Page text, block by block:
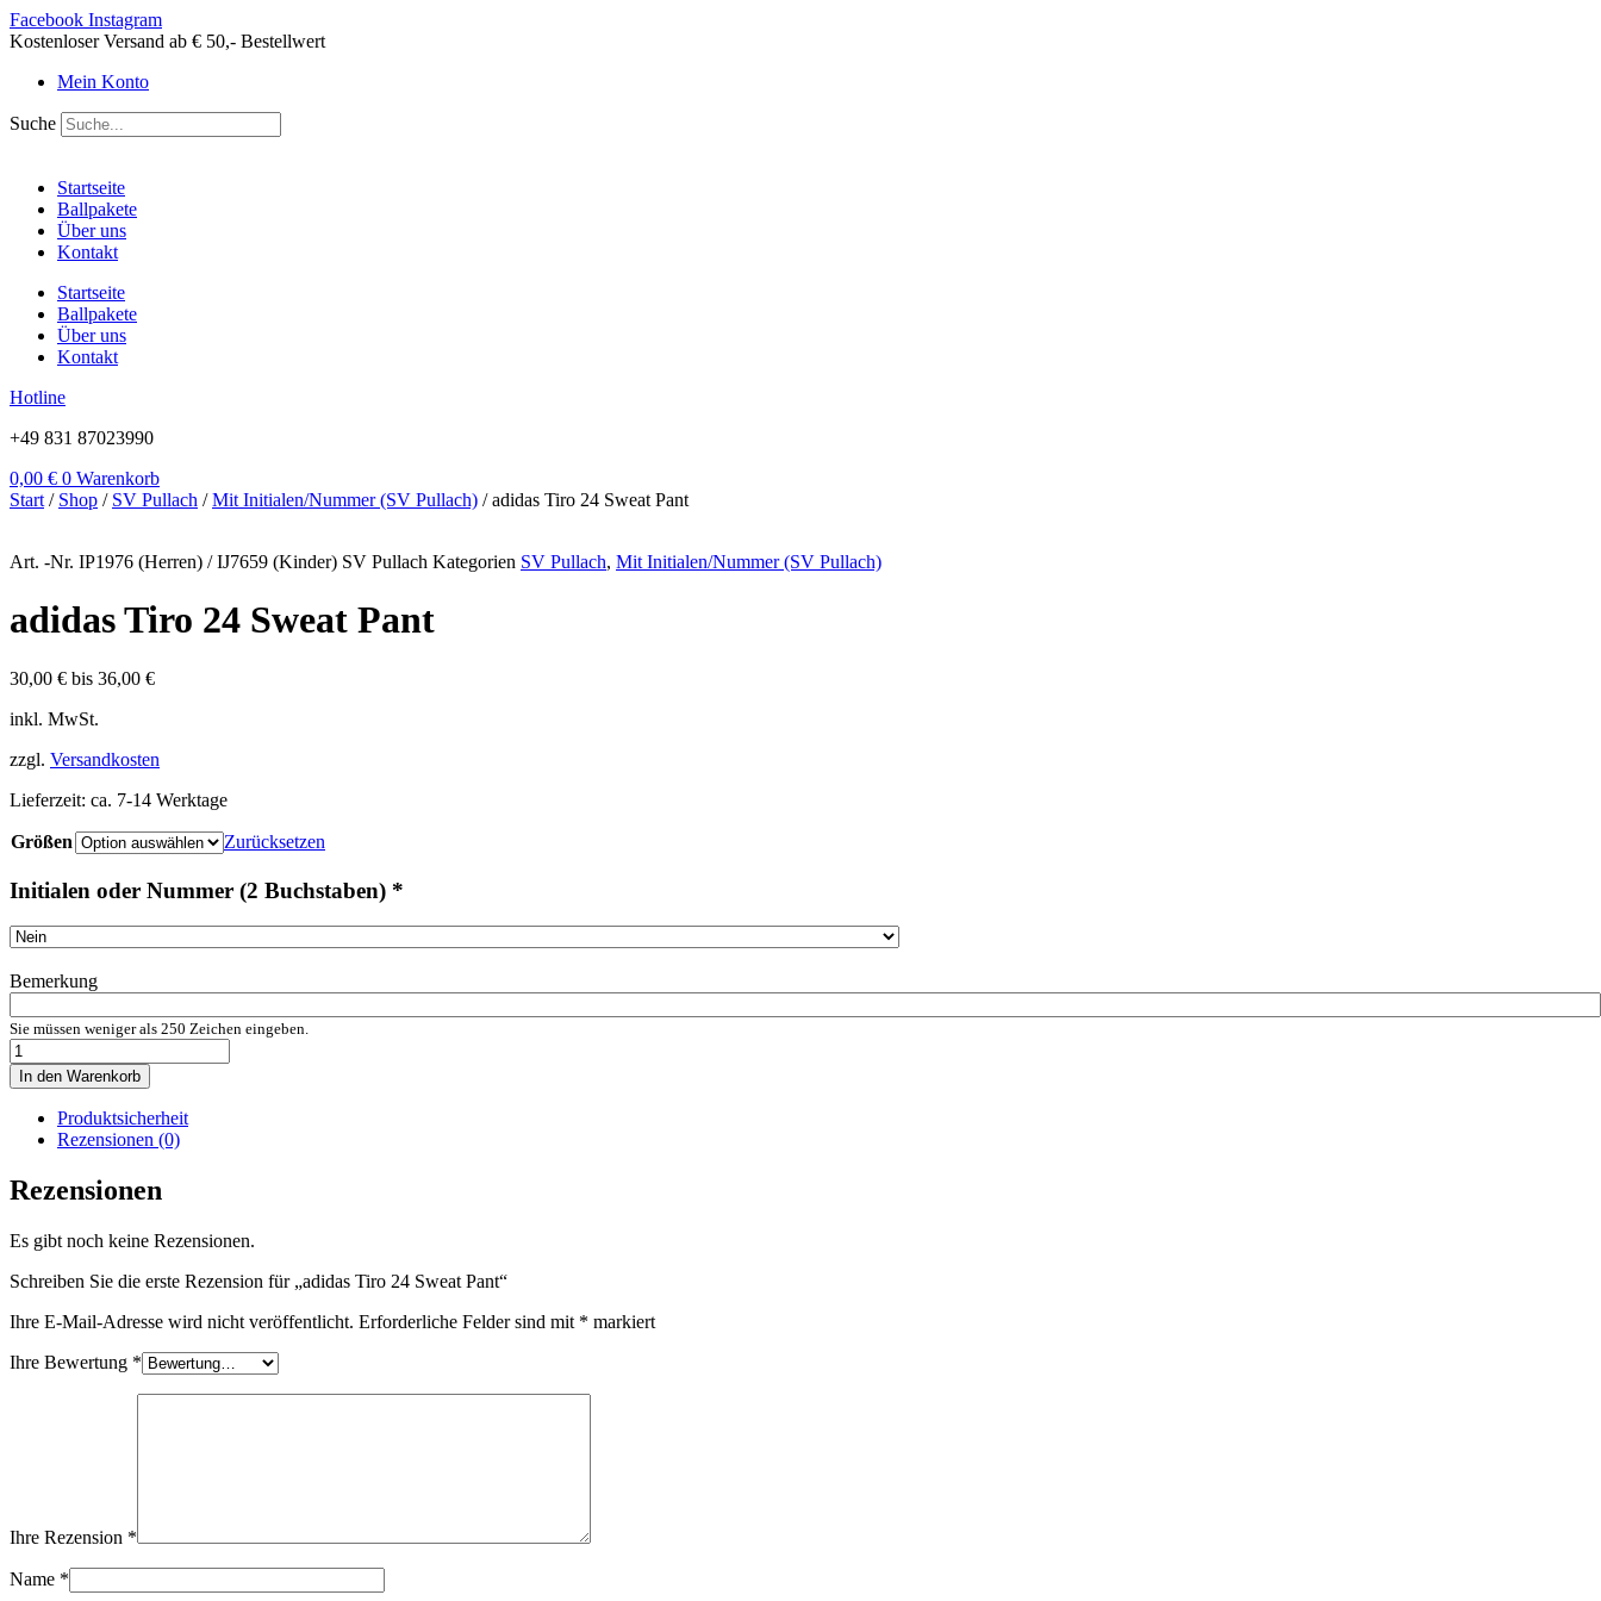
Zum
Inhalt
Facebook Instagram
Kostenloser Versand ab € 50,- Bestellwert
Mein Konto
Suche
Startseite
Ballpakete
Über uns
Kontakt
Startseite
Ballpakete
Über uns
Kontakt
Hotline
+49 831 87023990
0,00 € 0 Warenkorb
Start / Shop / SV Pullach /Mit Initialen/Nummer (SV Pullach) / adidas Tiro 24 Sweat Pant
Art. -Nr. IP1976 (Herren) / IJ7659 (Kinder) SV Pullach Kategorien SV Pullach, Mit Initialen/Nummer (SV Pullach)
adidas Tiro 24 Sweat Pant
30,00 € bis 36,00 €
inkl. MwSt.
zzgl. Versandkosten
Lieferzeit: ca. 7-14 Werktage
Größen Zurücksetzen
Initialen oder Nummer (2 Buchstaben) *
Bemerkung
Sie müssen weniger als 250 Zeichen eingeben.
adidas
Tiro
24
Sweat
Pant
Menge
In den Warenkorb
Produktsicherheit
Rezensionen (0)
Rezensionen
Es gibt noch keine Rezensionen.
Schreiben Sie die erste Rezension für „adidas Tiro 24 Sweat Pant“
Ihre E-Mail-Adresse wird nicht veröffentlicht. Erforderliche Felder sind mit * markiert
Ihre Bewertung *
Ihre Rezension *
Name *